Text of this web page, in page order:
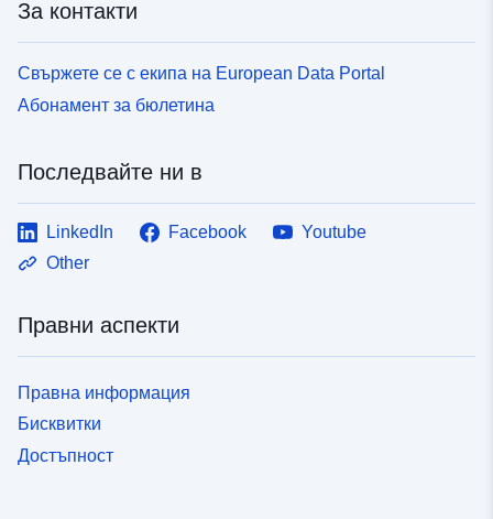
За контакти
Свържете се с екипа на European Data Portal
Абонамент за бюлетина
Последвайте ни в
LinkedIn Facebook
Youtube
Other
Правни аспекти
Правна информация
Бисквитки
Достъпност